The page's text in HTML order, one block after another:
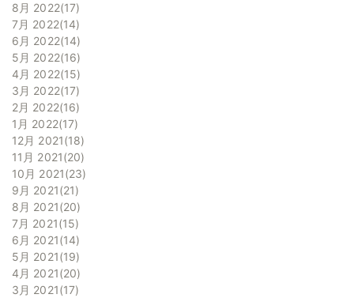
8月 2022 17
7月 2022 14
6月 2022 14
5月 2022 16
4月 2022 15
3月 2022 17
2月 2022 16
1月 2022 17
12月 2021 18
11月 2021 20
10月 2021 23
9月 2021 21
8月 2021 20
7月 2021 15
6月 2021 14
5月 2021 19
4月 2021 20
3月 2021 17